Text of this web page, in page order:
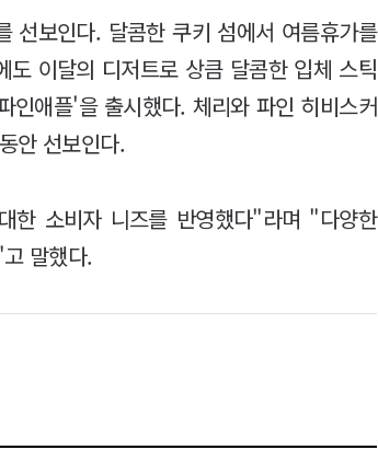
선보인다. 달콤한 쿠키 섬에서 여름휴가를
이달의 디저트로 상큼 달콤한 입체 스틱
애플'을 출시했다. 체리와 파인 히비스커
안 선보인다.
한 소비자 니즈를 반영했다"라며 "다양한
말했다.